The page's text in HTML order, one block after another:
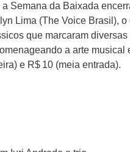
a Semana da Baixada
Lima (The Voice Brasil),
que marcaram
a arte musical
e R$ 10 (meia entrada).